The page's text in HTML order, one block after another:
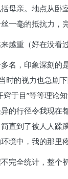
母亲。地点从
一毫的抵抗力
越重（好在没看过
名，印象深刻
时的视力也急
于目”等等理论
的行径令我现
直到了被人人
境中，我的那里
完全统计，整